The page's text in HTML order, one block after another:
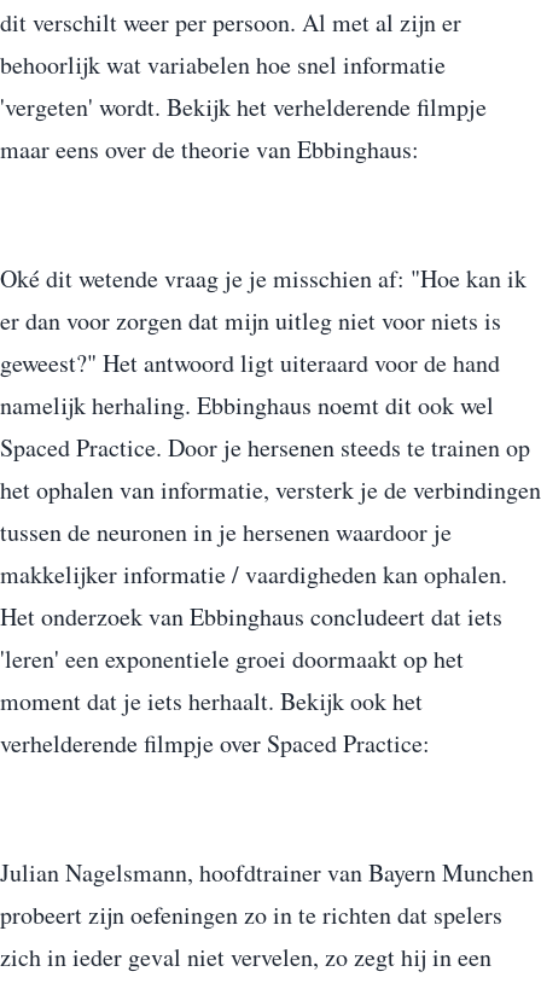
dit verschilt weer per persoon. Al met al zijn er
behoorlijk wat variabelen hoe snel informatie
'vergeten' wordt. Bekijk het verhelderende filmpje
maar eens over de theorie van Ebbinghaus:
Oké dit wetende vraag je je misschien af: "Hoe kan ik
er dan voor zorgen dat mijn uitleg niet voor niets is
geweest?" Het antwoord ligt uiteraard voor de hand
namelijk herhaling. Ebbinghaus noemt dit ook wel
Spaced Practice. Door je hersenen steeds te trainen op
het ophalen van informatie, versterk je de verbindingen
tussen de neuronen in je hersenen waardoor je
makkelijker informatie / vaardigheden kan ophalen.
Het onderzoek van Ebbinghaus concludeert dat iets
'leren' een exponentiele groei doormaakt op het
moment dat je iets herhaalt. Bekijk ook het
verhelderende filmpje over Spaced Practice:
Julian Nagelsmann, hoofdtrainer van Bayern Munchen
probeert zijn oefeningen zo in te richten dat spelers
zich in ieder geval niet vervelen, zo zegt hij in een